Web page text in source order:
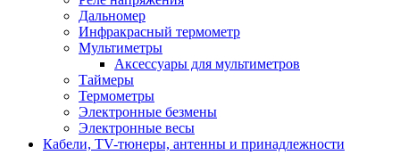
Дальномер
Инфракрасный термометр
Мультиметры
Аксессуары для мультиметров
Таймеры
Термометры
Электронные безмены
Электронные весы
Кабели, TV-тюнеры, антенны и принадлежности